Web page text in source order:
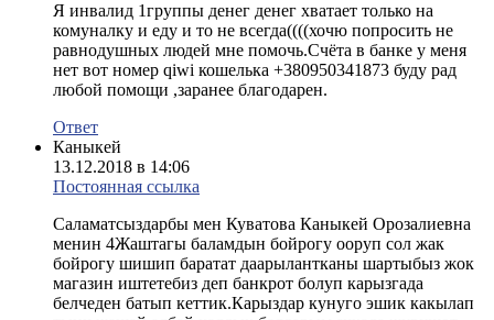
Я инвалид 1группы денег денег хватает только на
комуналку и еду и то не всегда((((хочю попросить не
равнодушных людей мне помочь.Счёта в банке у меня
нет вот номер qiwi кошелька +380950341873 буду рад
любой помощи ,заранее благодарен.
Ответ
Каныкей
13.12.2018 в 14:06
Постоянная ссылка
Саламатсыздарбы мен Куватова Каныкей Орозалиевна
менин 4Жаштагы баламдын бойрогу ооруп сол жак
бойрогу шишип баратат даарылантканы шартыбыз жок
магазин иштетебиз деп банкрот болуп карызгада
белчеден батып кеттик.Карыздар кунуго эшик какылап